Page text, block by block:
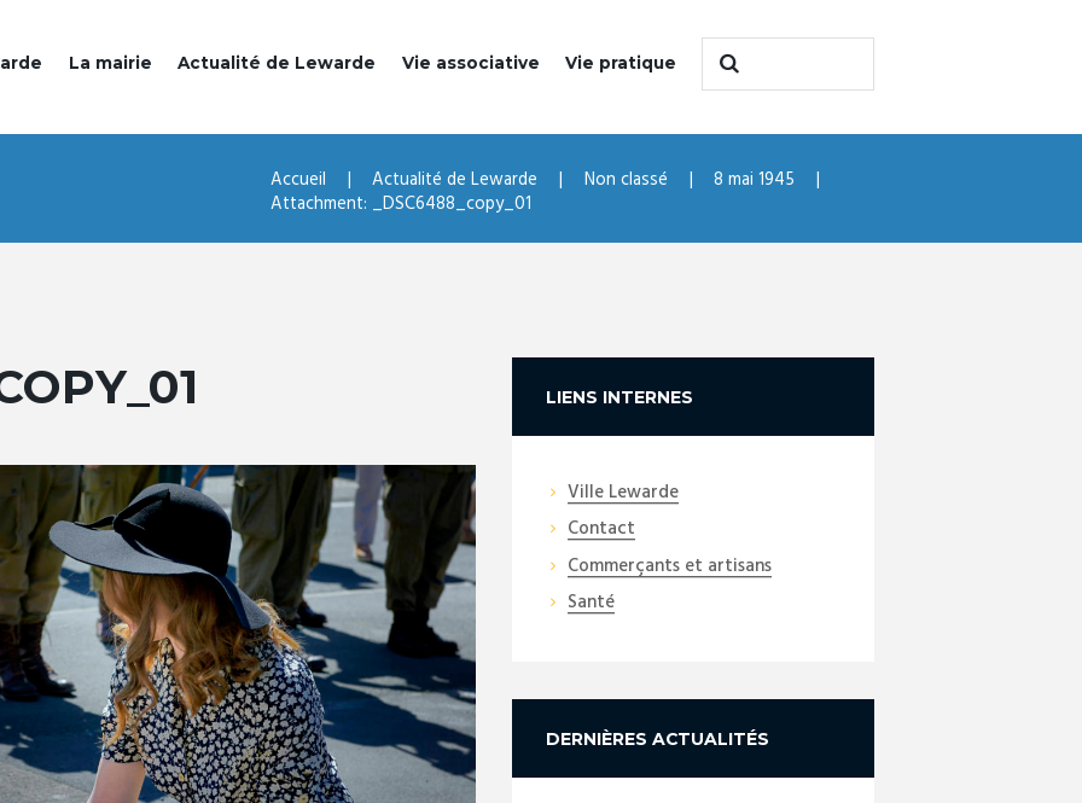
La mairie Actualité de Lewarde Vie associative Vie pratique
Accueil Actualité de Lewarde Non classé
8 mai 1945
Attachment: _DSC6488_copy_01
Next item
_DSC6494_copy_01
LIENS INTERNES
Ville Lewarde
Contact
Commerçants et artisans
Santé
DERNIÈRES ACTUALITÉS